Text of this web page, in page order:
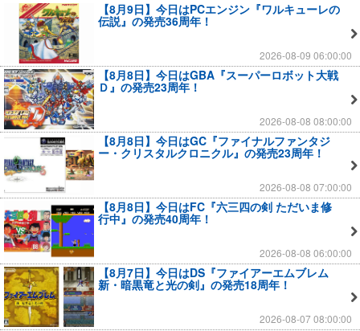
【8月9日】今日はPCエンジン『ワルキューレの
伝説』の発売36周年！
2026-08-09 06:00:00
【8月8日】今日はGBA『スーパーロボット大戦
Ｄ』の発売23周年！
2026-08-08 08:00:00
【8月8日】今日はGC『ファイナルファンタジ
ー・クリスタルクロニクル』の発売23周年！
2026-08-08 07:00:00
【8月8日】今日はFC『六三四の剣 ただいま修
行中』の発売40周年！
2026-08-08 06:00:00
【8月7日】今日はDS『ファイアーエムブレム
新・暗黒竜と光の剣』の発売18周年！
2026-08-07 08:00:00